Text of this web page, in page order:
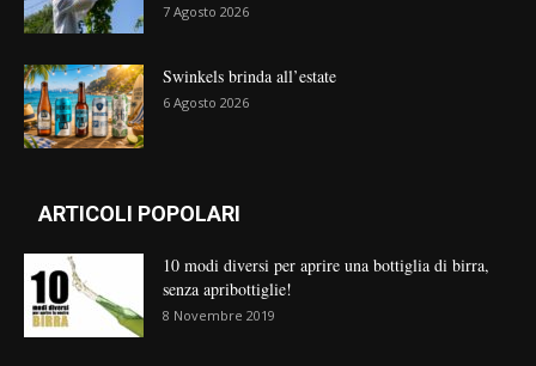
7 Agosto 2026
Swinkels brinda all’estate
6 Agosto 2026
ARTICOLI POPOLARI
10 modi diversi per aprire una bottiglia di birra,
senza apribottiglie!
8 Novembre 2019